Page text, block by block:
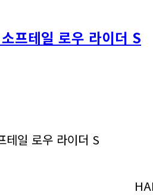
프테일 로우 라이더 S